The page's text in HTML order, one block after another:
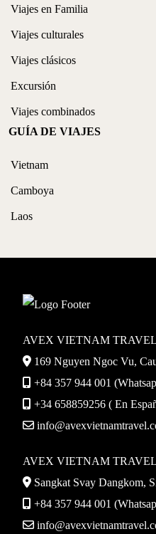
Viajes en Familia
Viajes culturales
Viajes clásicos
Excursión
Viajes combinados
GUÍA DE VIAJES
Vietnam
Camboya
Laos
AVEX VIETNAM TRAVEL
169 Nguyen Ngoc Vu,
+84 357 944 001
+34 658859256 ( En
AVEX VIETNAM
Sangkat Svay Dangkom,
+84 357 944 001